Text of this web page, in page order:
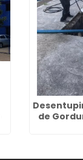
de